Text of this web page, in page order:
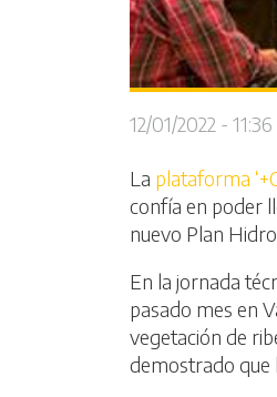
12/01/2022 - 11:36
La plataforma
confía en poder
nuevo Plan
En la jornada
pasado mes en
vegetación de
demostrado que